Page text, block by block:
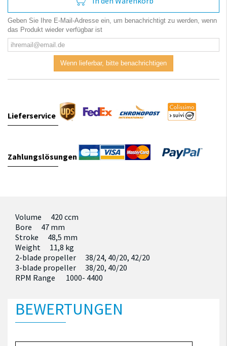
Geben Sie Ihre E-Mail-Adresse ein, um benachrichtigt zu werden, wenn
das Produkt wieder verfügbar ist
Wenn lieferbar, bitte benachrichtigen
Lieferservice
Zahlungslösungen
Volume 420 ccm
Bore 47 mm
Stroke 48,5 mm
Weight 11,8 kg
2-blade propeller 38/24, 40/20, 42/20
3-blade propeller 38/20, 40/20
RPM Range 1000- 4400
BEWERTUNGEN